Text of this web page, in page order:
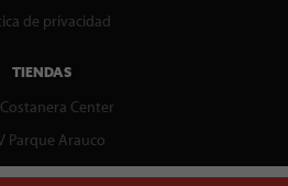
de privacidad
TIENDAS
Costanera Center
Parque Arauco